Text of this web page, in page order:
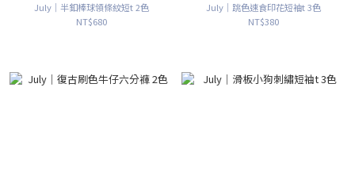
July｜半釦棒球領條紋短t 2色
NT$680
July｜跳色速食印花短袖t 3色
NT$380